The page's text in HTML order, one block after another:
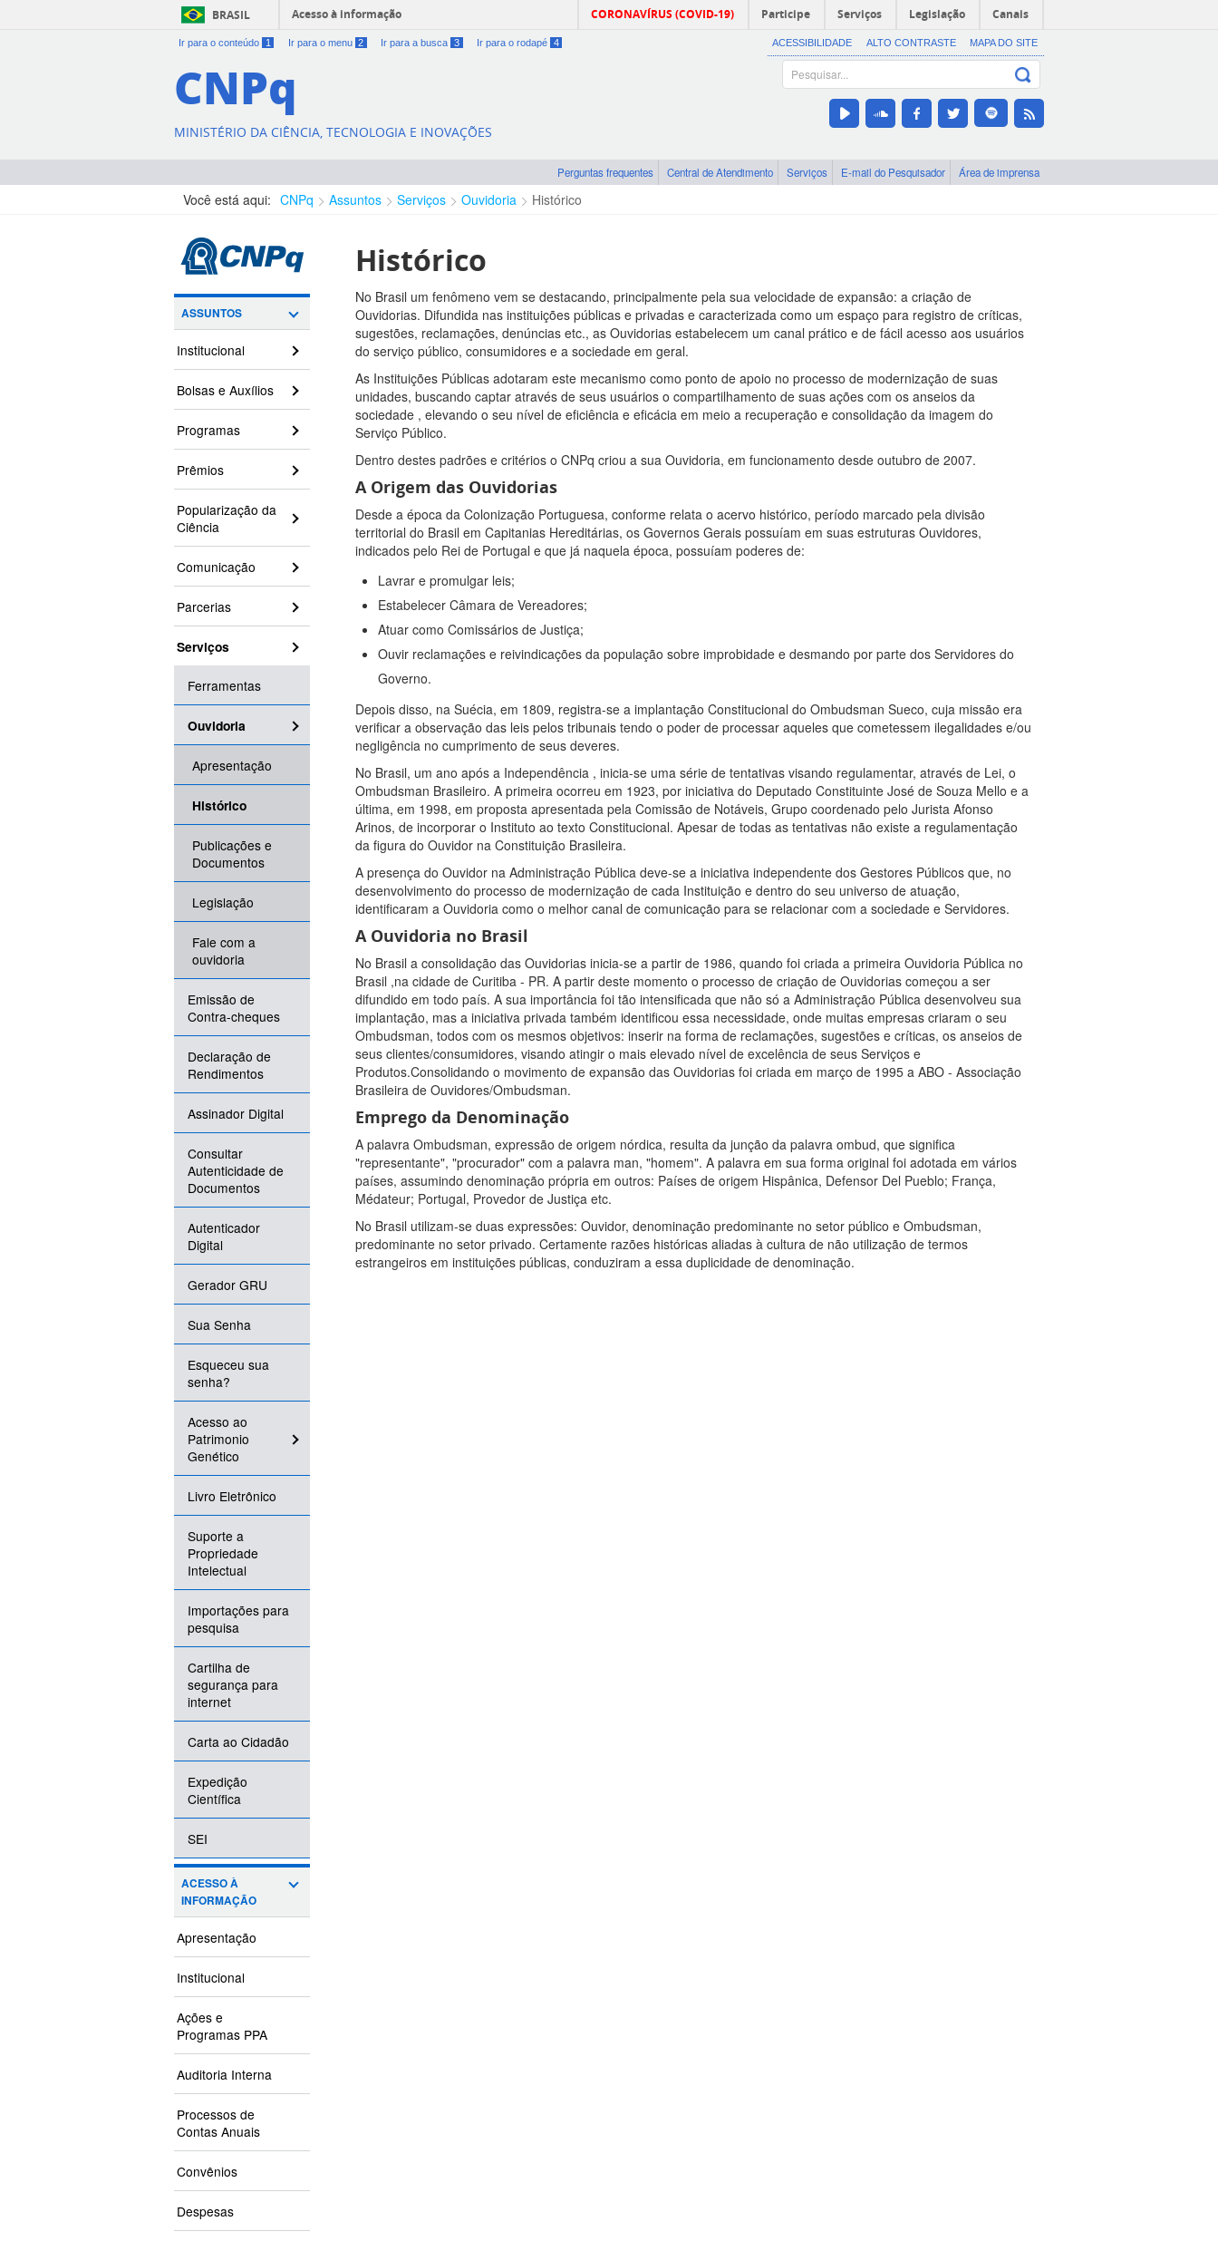
BRASIL Acesso à informação CORONAVÍRUS (COVID-19) Participe Serviços Legislação Canais
Ir para o conteúdo 1 Ir para o menu 2 Ir para a busca 3 Ir para o rodapé 4 ACESSIBILIDADE ALTO CONTRASTE MAPA DO SITE
CNPq
MINISTÉRIO DA CIÊNCIA, TECNOLOGIA E INOVAÇÕES
Perguntas frequentes Central de Atendimento Serviços E-mail do Pesquisador Área de imprensa
Você está aqui: CNPq Assuntos Serviços Ouvidoria Histórico
ASSUNTOS
Institucional
Bolsas e Auxílios
Programas
Prêmios
Popularização da
Ciência
Comunicação
Parcerias
Serviços
Ferramentas
Ouvidoria
Apresentação
Histórico
Publicações e
Documentos
Legislação
Fale com a
ouvidoria
Emissão de
Contra-cheques
Declaração de
Rendimentos
Assinador Digital
Consultar
Autenticidade de
Documentos
Autenticador
Digital
Gerador GRU
Sua Senha
Esqueceu sua
senha?
Acesso ao
Patrimonio
Genético
Livro Eletrônico
Suporte a
Propriedade
Intelectual
Importações para
pesquisa
Cartilha de
segurança para
internet
Carta ao Cidadão
Expedição
Científica
SEI
ACESSO À
INFORMAÇÃO
Apresentação
Institucional
Ações e
Programas PPA
Auditoria Interna
Processos de
Contas Anuais
Convênios
Despesas
Histórico
No Brasil um fenômeno vem se destacando, principalmente pela sua velocidade de expansão: a criação de
Ouvidorias. Difundida nas instituições públicas e privadas e caracterizada como um espaço para registro de críticas,
sugestões, reclamações, denúncias etc., as Ouvidorias estabelecem um canal prático e de fácil acesso aos usuários
do serviço público, consumidores e a sociedade em geral.
As Instituições Públicas adotaram este mecanismo como ponto de apoio no processo de modernização de suas
unidades, buscando captar através de seus usuários o compartilhamento de suas ações com os anseios da
sociedade , elevando o seu nível de eficiência e eficácia em meio a recuperação e consolidação da imagem do
Serviço Público.
Dentro destes padrões e critérios o CNPq criou a sua Ouvidoria, em funcionamento desde outubro de 2007.
A Origem das Ouvidorias
Desde a época da Colonização Portuguesa, conforme relata o acervo histórico, período marcado pela divisão
territorial do Brasil em Capitanias Hereditárias, os Governos Gerais possuíam em suas estruturas Ouvidores,
indicados pelo Rei de Portugal e que já naquela época, possuíam poderes de:
Lavrar e promulgar leis;
Estabelecer Câmara de Vereadores;
Atuar como Comissários de Justiça;
Ouvir reclamações e reivindicações da população sobre improbidade e desmando por parte dos Servidores do
Governo.
Depois disso, na Suécia, em 1809, registra-se a implantação Constitucional do Ombudsman Sueco, cuja missão era
verificar a observação das leis pelos tribunais tendo o poder de processar aqueles que cometessem ilegalidades e/ou
negligência no cumprimento de seus deveres.
No Brasil, um ano após a Independência , inicia-se uma série de tentativas visando regulamentar, através de Lei, o
Ombudsman Brasileiro. A primeira ocorreu em 1923, por iniciativa do Deputado Constituinte José de Souza Mello e a
última, em 1998, em proposta apresentada pela Comissão de Notáveis, Grupo coordenado pelo Jurista Afonso
Arinos, de incorporar o Instituto ao texto Constitucional. Apesar de todas as tentativas não existe a regulamentação
da figura do Ouvidor na Constituição Brasileira.
A presença do Ouvidor na Administração Pública deve-se a iniciativa independente dos Gestores Públicos que, no
desenvolvimento do processo de modernização de cada Instituição e dentro do seu universo de atuação,
identificaram a Ouvidoria como o melhor canal de comunicação para se relacionar com a sociedade e Servidores.
A Ouvidoria no Brasil
No Brasil a consolidação das Ouvidorias inicia-se a partir de 1986, quando foi criada a primeira Ouvidoria Pública no
Brasil ,na cidade de Curitiba - PR. A partir deste momento o processo de criação de Ouvidorias começou a ser
difundido em todo país. A sua importância foi tão intensificada que não só a Administração Pública desenvolveu sua
implantação, mas a iniciativa privada também identificou essa necessidade, onde muitas empresas criaram o seu
Ombudsman, todos com os mesmos objetivos: inserir na forma de reclamações, sugestões e críticas, os anseios de
seus clientes/consumidores, visando atingir o mais elevado nível de excelência de seus Serviços e
Produtos.Consolidando o movimento de expansão das Ouvidorias foi criada em março de 1995 a ABO - Associação
Brasileira de Ouvidores/Ombudsman.
Emprego da Denominação
A palavra Ombudsman, expressão de origem nórdica, resulta da junção da palavra ombud, que significa
"representante", "procurador" com a palavra man, "homem". A palavra em sua forma original foi adotada em vários
países, assumindo denominação própria em outros: Países de origem Hispânica, Defensor Del Pueblo; França,
Médateur; Portugal, Provedor de Justiça etc.
No Brasil utilizam-se duas expressões: Ouvidor, denominação predominante no setor público e Ombudsman,
predominante no setor privado. Certamente razões históricas aliadas à cultura de não utilização de termos
estrangeiros em instituições públicas, conduziram a essa duplicidade de denominação.